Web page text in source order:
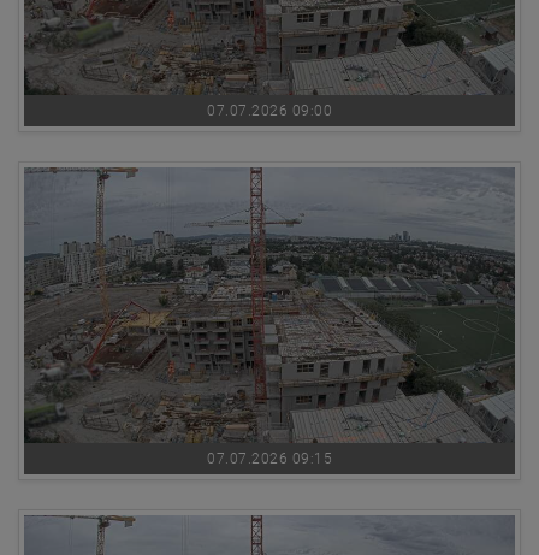
07.07.2026 09:00
07.07.2026 09:15